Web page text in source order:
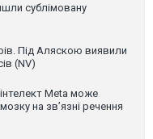
сублімовану
Під Аляскою виявили
(NV)
Meta може
на зв’язні речення